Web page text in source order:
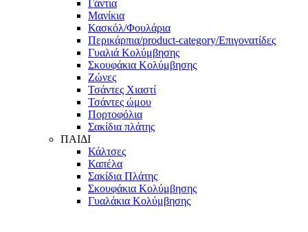
Γάντια
Μανίκια
Κασκόλ/Φουλάρια
Περικάρπια/product-category/Επιγονατίδες
Γυαλιά Κολύμβησης
Σκουφάκια Κολύμβησης
Ζώνες
Τσάντες Χιαστί
Τσάντες ώμου
Πορτοφόλια
Σακίδια πλάτης
ΠΑΙΔΙ
Κάλτσες
Καπέλα
Σακίδια Πλάτης
Σκουφάκια Κολύμβησης
Γυαλάκια Κολύμβησης